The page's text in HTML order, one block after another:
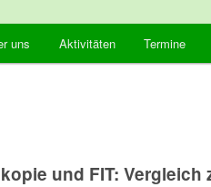
Darmkrebs
uns Aktivitäten Termine
und FIT: